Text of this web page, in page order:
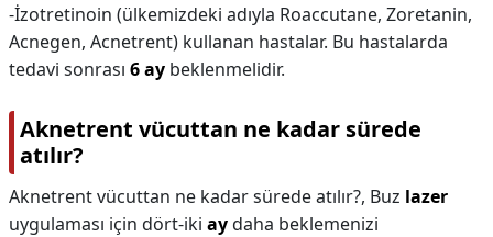
-İzotretinoin (ülkemizdeki adıyla Roaccutane, Zoretanin,
Acnegen, Acnetrent) kullanan hastalar. Bu hastalarda
tedavi sonrası 6 ay beklenmelidir.
Aknetrent vücuttan ne kadar sürede
atılır?
Aknetrent vücuttan ne kadar sürede atılır?, Buz lazer
uygulaması için dört-iki aydaha beklemenizi